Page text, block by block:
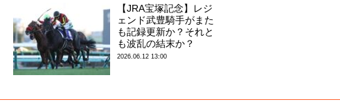
【JRA宝塚記念】レジ
ェンド武豊騎手がまた
も記録更新か？それと
も波乱の結末か？
2026.06.12 13:00